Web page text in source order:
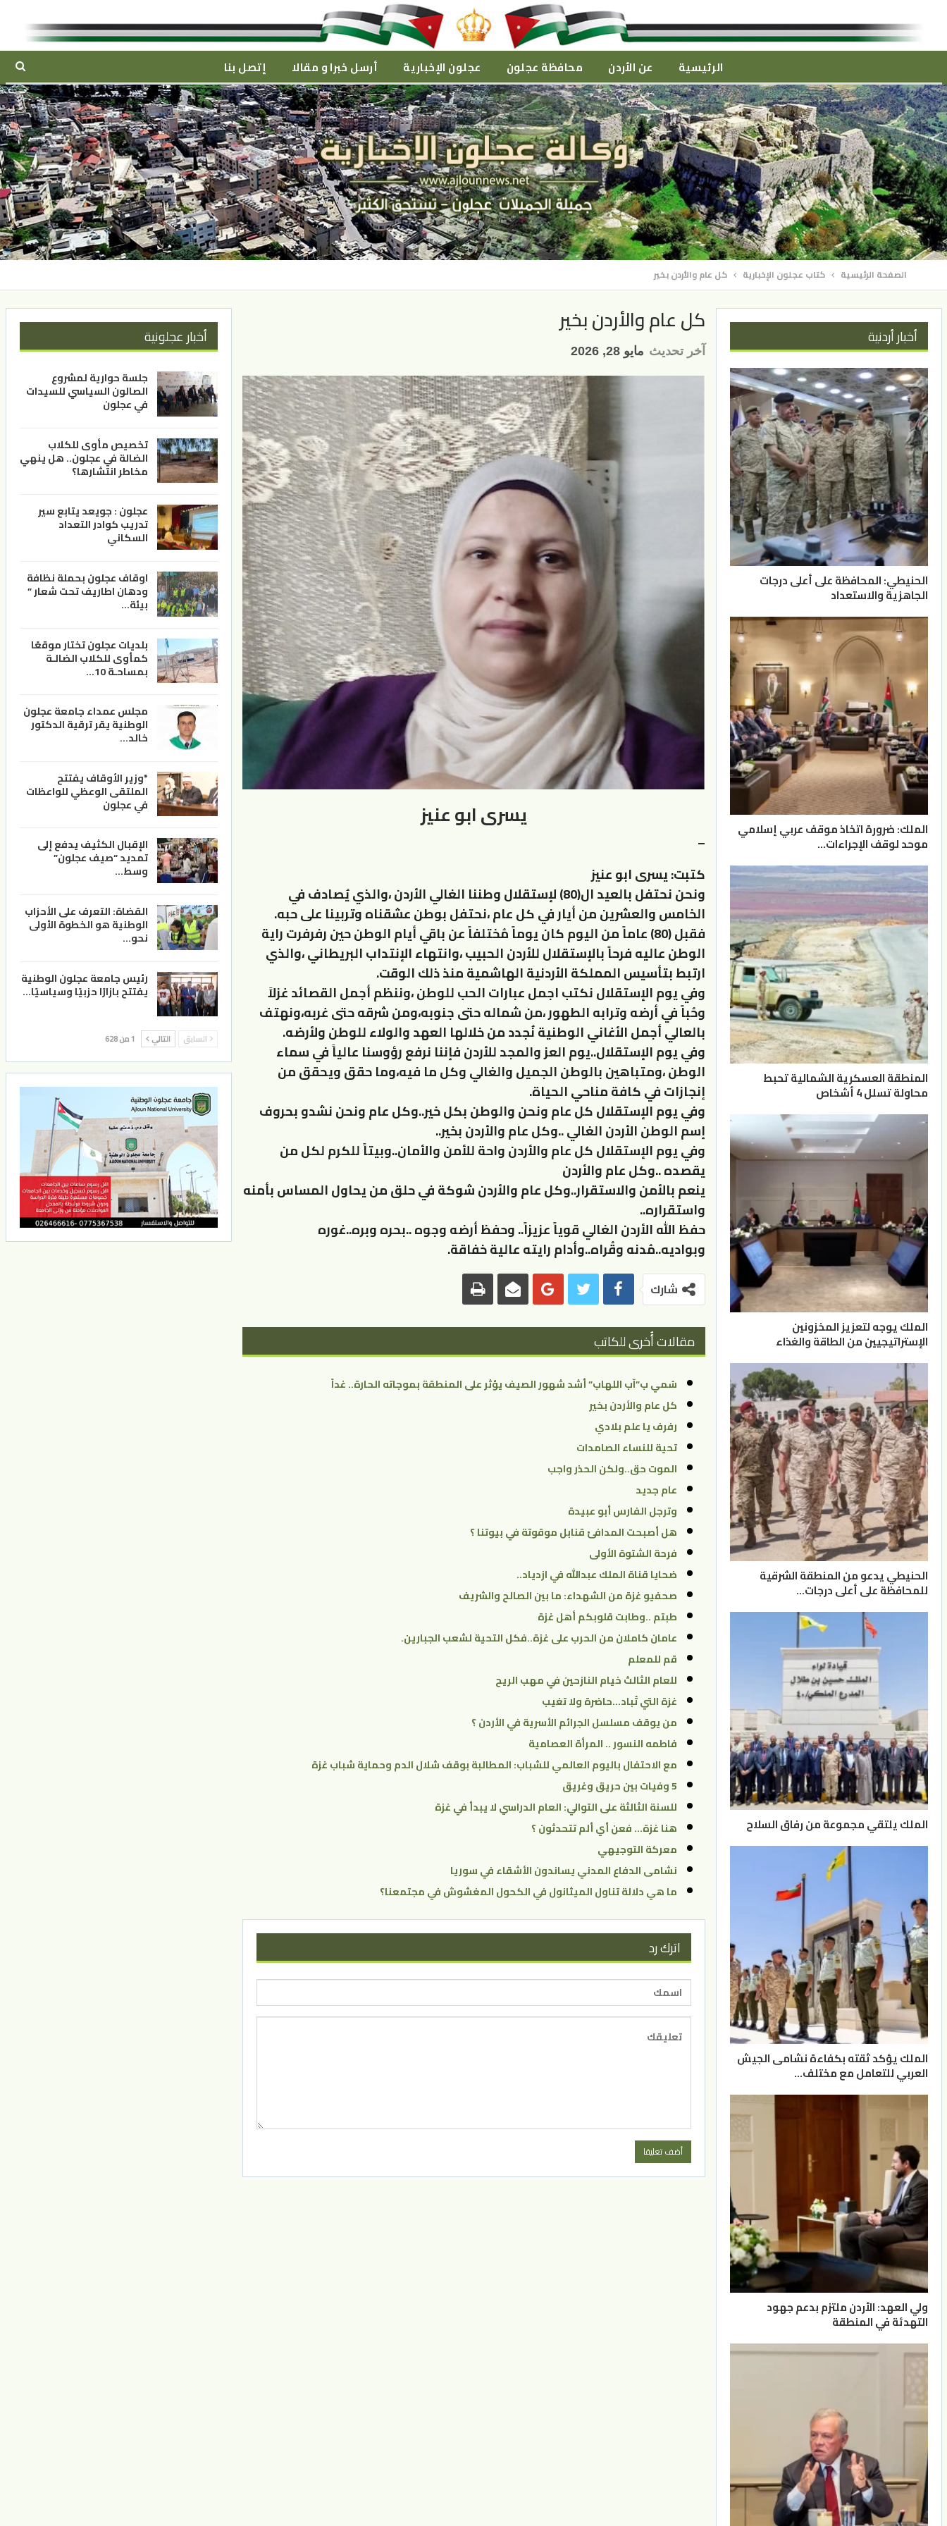
الرئيسية عن الأردن محافظة عجلون عجلون الإخبارية أرسل خبرا و مقالا إتصل بنا
الصفحة الرئيسية كتاب عجلون الإخبارية كل عام والأردن بخير
كل عام والأردن بخير
آخر تحديث مايو 28, 2026
يسرى ابو عنيز
–
كتبت: يسرى ابو عنيز
ونحن نحتفل بالعيد ال(80) لإستقلال وطننا الغالي الأردن ،والذي يُصادف في
الخامس والعشرين من أيار في كل عام ،نحتفل بوطن عشقناه وتربينا على حبه.
فقبل (80) عاماً من اليوم كان يوماً مُختلفاً عن باقي أيام الوطن حين رفرفرت راية
الوطن عاليه فرحاً بالإستقلال للأردن الحبيب ،وانتهاء الإنتداب البريطاني ،والذي
ارتبط بتأسيس المملكة الأردنية الهاشمية منذ ذلك الوقت.
وفي يوم الإستقلال نكتب اجمل عبارات الحب للوطن ،وننظم أجمل القصائد غزلاً
وحُباً في أرضه وترابه الطهور ،من شماله حتى جنوبه،ومن شرقه حتى غربه،ونهتف
بالعالي أجمل الأغاني الوطنية نُجدد من خلالها العهد والولاء للوطن ولأرضه.
وفي يوم الإستقلال..يوم العز والمجد للأردن فإننا نرفع رؤوسنا عالياً في سماء
الوطن ،ومتباهين بالوطن الجميل والغالي وكل ما فيه،وما حقق ويحقق من
إنجازات في كافة مناحي الحياة.
وفي يوم الإستقلال كل عام ونحن والوطن بكل خير..وكل عام ونحن نشدو بحروف
إسم الوطن الأردن الغالي ..وكل عام والأردن بخير..
وفي يوم الإستقلال كل عام والأردن واحة للأمن والأمان..وبيتاً للكرم لكل من
يقصده ..وكل عام والأردن
ينعم بالأمن والاستقرار..وكل عام والأردن شوكة في حلق من يحاول المساس بأمنه
واستقراره..
حفظ الله الأردن الغالي قوياً عزيزاً.. وحفظ أرضه وجوه ..بحره وبره..غوره
وبواديه..مُدنه وقُراه..وأدام رايته عالية خفاقة.
شارك
مقالات أُخرى للكاتب
سُمي ب”آب اللهاب” أشد شهور الصيف يؤثر على المنطقة بموجاته الحارة.. غداً
كل عام والأردن بخير
رفرف يا علم بلادي
تحية للنساء الصامدات
الموت حق..ولكن الحذر واجب
عام جديد
وترجل الفارس أبو عبيدة
هل أصبحت المدافئ قنابل موقوتة في بيوتنا ؟
فرحة الشتوة الأولى
ضحايا قناة الملك عبدالله في ازدياد..
صحفيو غزة من الشهداء: ما بين الصالح والشريف
طبتم ..وطابت قلوبكم أهل غزة
عامان كاملان من الحرب على غزة..فكل التحية لشعب الجبارين.
قم للمعلم
للعام الثالث خيام النازحين في مهب الريح
غزة التي تُباد…حاضرة ولا تغيب
من يوقف مسلسل الجرائم الأسرية في الأردن ؟
فاطمه النسور .. المرأة العصامية
مع الاحتفال باليوم العالمي للشباب: المطالبة بوقف شلال الدم وحماية شباب غزة
5 وفيات بين حريق وغريق
للسنة الثالثة على التوالي: العام الدراسي لا يبدأ في غزة
هنا غزة… فعن أي ألم تتحدثون ؟
معركة التوجيهي
نشامى الدفاع المدني يساندون الأشقاء في سوريا
ما هي دلالة تناول الميثانول في الكحول المغشوش في مجتمعنا؟
اترك رد
أخبار عجلونية
جلسة حوارية لمشروع
الصالون السياسي للسيدات
في عجلون
تخصيص مأوى للكلاب
الضالة في عجلون.. هل ينهي
مخاطر انتشارها؟
عجلون : جويعد يتابع سير
تدريب كوادر التعداد
السكاني
اوقاف عجلون بحملة نظافة
ودهان اطاريف تحت شعار ”
بيئة…
بلديات عجلون تختار موقعًا
كمأوى للكلاب الضالـة
بمساحـة 10…
مجلس عمداء جامعة عجلون
الوطنية يقر ترقية الدكتور
خالد…
*وزير الأوقاف يفتتح
الملتقى الوعظي للواعظات
في عجلون
الإقبال الكثيف يدفع إلى
تمديد “صيف عجلون”
وسط…
القضاة: التعرف على الأحزاب
الوطنية هو الخطوة الأولى
نحو…
رئيس جامعة عجلون الوطنية
يفتتح بازارًا حزبيًا وسياسيًا…
السابق التالي 1 من 628
أخبار أردنية
الحنيطي: المحافظة على أعلى درجات
الجاهزية والاستعداد
الملك: ضرورة اتخاذ موقف عربي إسلامي
موحد لوقف الإجراءات…
المنطقة العسكرية الشمالية تحبط
محاولة تسلل 4 أشخاص
الملك يوجه لتعزيز المخزونين
الإستراتيجيين من الطاقة والغذاء
الحنيطي يدعو من المنطقة الشرقية
للمحافظة على أعلى درجات…
الملك يلتقي مجموعة من رفاق السلاح
الملك يؤكد ثقته بكفاءة نشامى الجيش
العربي للتعامل مع مختلف…
ولي العهد: الأردن ملتزم بدعم جهود
التهدئة في المنطقة